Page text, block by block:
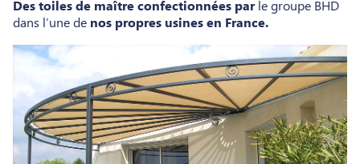
Des toiles de maître confectionnées parle groupe BHD
dans l’une de nos propres usines en France.